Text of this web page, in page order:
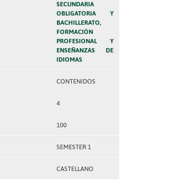
SECUNDARIA
OBLIGATORIA Y
BACHILLERATO,
FORMACIÓN
PROFESIONAL Y
ENSEÑANZAS DE
IDIOMAS
CONTENIDOS
4
100
SEMESTER 1
CASTELLANO